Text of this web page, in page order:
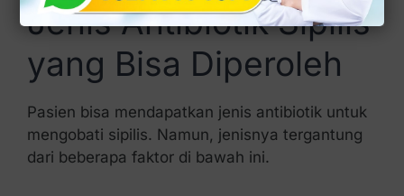
Jenis Antibiotik Sipilis
yang Bisa Diperoleh
Pasien bisa mendapatkan jenis antibiotik untuk
mengobati sipilis. Namun, jenisnya tergantung
dari beberapa faktor di bawah ini.